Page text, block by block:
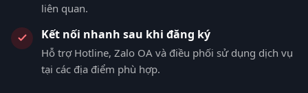
liên quan.
Kết nối nhanh sau khi đăng ký
Hỗ trợ Hotline, Zalo OA và điều phối sử dụng dịch vụ
tại các địa điểm phù hợp.